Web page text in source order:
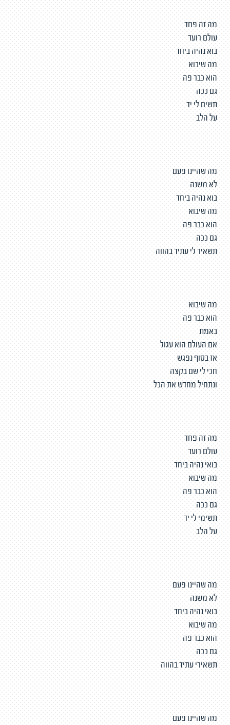
מה זה פחד
עולם רועד
בוא נהיה ביחד
מה שיבוא
הוא כבר פה
גם ככה
תשים לי יד
על הלב
מה שהיינו פעם
לא משנה
בוא נהיה ביחד
מה שיבוא
הוא כבר פה
גם ככה
תשאיר לי עתיד בהווה
מה שיבוא
הוא כבר פה
באמת
אם העולם הוא עגול
אז בסוף נפגש
חכי לי שם בקצה
ונתחיל מחדש את הכל
מה זה פחד
עולם רועד
בואי נהיה ביחד
מה שיבוא
הוא כבר פה
גם ככה
תשימי לי יד
על הלב
מה שהיינו פעם
לא משנה
בואי נהיה ביחד
מה שיבוא
הוא כבר פה
גם ככה
תשאירי עתיד בהווה
מה שהיינו פעם